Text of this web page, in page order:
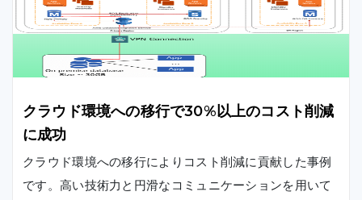
クラウド環境への移行で30%以上のコスト削減
に成功
クラウド環境への移行によりコスト削減に貢献した事例
です。高い技術力と円滑なコミュニケーションを用いて